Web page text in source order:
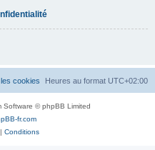
Heures au format UTC+02:00
cookies
Software © phpBB Limited
fr.com
| Conditions